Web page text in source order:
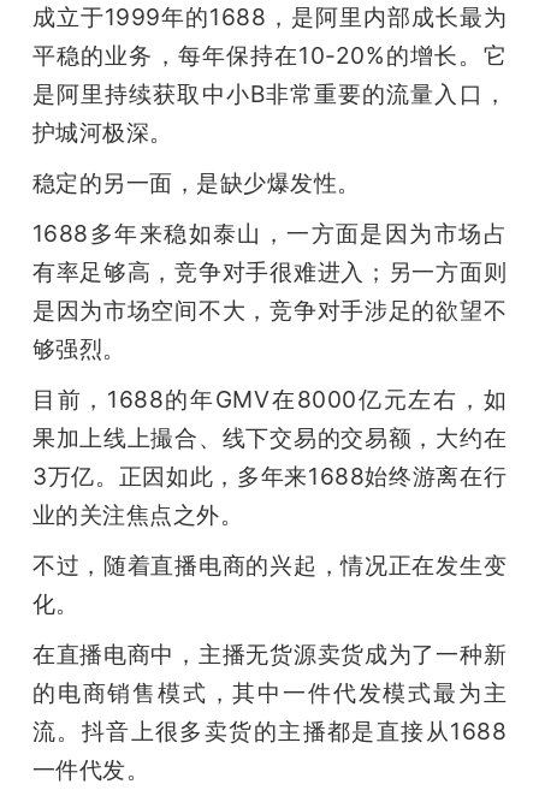
爱
搞
机
成立于1999年的1688，是阿里内部成长最为
平稳的业务，每年保持在10-20%的增长。它
是阿里持续获取中小B非常重要的流量入口，
护城河极深。
稳定的另一面，是缺少爆发性。
1688多年来稳如泰山，一方面是因为市场占
有率足够高，竞争对手很难进入；另一方面则
是因为市场空间不大，竞争对手涉足的欲望不
够强烈。
目前，1688的年GMV在8000亿元左右，如
果加上线上撮合、线下交易的交易额，大约在
3万亿。正因如此，多年来1688始终游离在行
业的关注焦点之外。
不过，随着直播电商的兴起，情况正在发生变
化。
在直播电商中，主播无货源卖货成为了一种新
的电商销售模式，其中一件代发模式最为主
流。抖音上很多卖货的主播都是直接从1688
一件代发。